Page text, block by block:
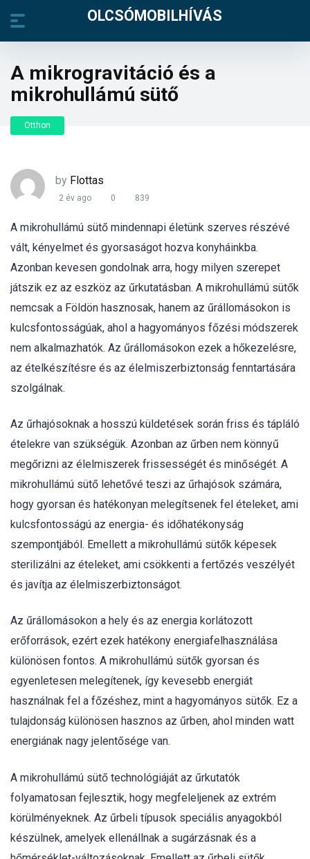
OLCSÓMOBILHÍVÁS
A mikrogravitáció és a
mikrohullámú sütő
Otthon
by Flottas
2 év ago 0 839
A mikrohullámú sütő mindennapi életünk szerves részévé
vált, kényelmet és gyorsaságot hozva konyháinkba.
Azonban kevesen gondolnak arra, hogy milyen szerepet
játszik ez az eszköz az űrkutatásban. A mikrohullámú sütők
nemcsak a Földön hasznosak, hanem az űrállomásokon is
kulcsfontosságúak, ahol a hagyományos főzési módszerek
nem alkalmazhatók. Az űrállomásokon ezek a hőkezelésre,
az ételkészítésre és az élelmiszerbiztonság fenntartására
szolgálnak.
Az űrhajósoknak a hosszú küldetések során friss és tápláló
ételekre van szükségük. Azonban az űrben nem könnyű
megőrizni az élelmiszerek frissességét és minőségét. A
mikrohullámú sütő lehetővé teszi az űrhajósok számára,
hogy gyorsan és hatékonyan melegítsenek fel ételeket, ami
kulcsfontosságú az energia- és időhatékonyság
szempontjából. Emellett a mikrohullámú sütők képesek
sterilizálni az ételeket, ami csökkenti a fertőzés veszélyét
és javítja az élelmiszerbiztonságot.
Az űrállomásokon a hely és az energia korlátozott
erőforrások, ezért ezek hatékony energiafelhasználása
különösen fontos. A mikrohullámú sütők gyorsan és
egyenletesen melegítenek, így kevesebb energiát
használnak fel a főzéshez, mint a hagyományos sütők. Ez a
tulajdonság különösen hasznos az űrben, ahol minden watt
energiának nagy jelentősége van.
A mikrohullámú sütő technológiáját az űrkutatók
folyamatosan fejlesztik, hogy megfeleljenek az extrém
körülményeknek. Az űrbeli típusok speciális anyagokból
készülnek, amelyek ellenállnak a sugárzásnak és a